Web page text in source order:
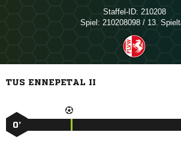
Staffel-ID: 210208
Spiel: 210208098 / 13.
TUS ENNEPETAL II
0’